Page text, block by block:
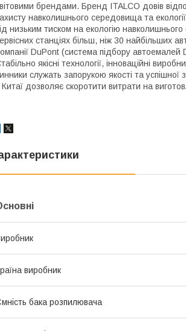
брендами. Бренд ITALCO довів
навколишнього середовища та
низьким тиском на екологію
станціях більш, ніж 30 найбільших
DuPont (система підбору автоемалей
якісні технології, інноваційні
служать запорукою якості та
Китаї дозволяє скоротити витрати на
виробник
бака розпилювача